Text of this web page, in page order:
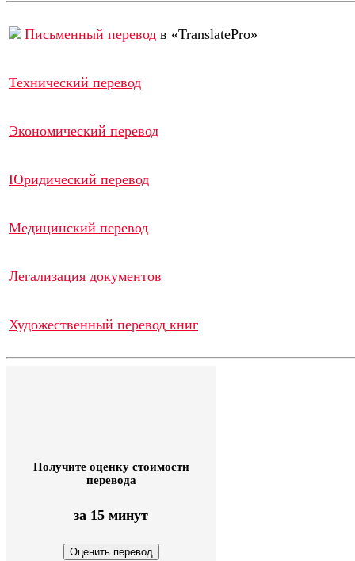
Письменный перевод в «TranslatePro»
Технический перевод
Экономический перевод
Юридический перевод
Медицинский перевод
Легализация документов
Художественный перевод книг
Получите оценку стоимости
перевода
за 15 минут